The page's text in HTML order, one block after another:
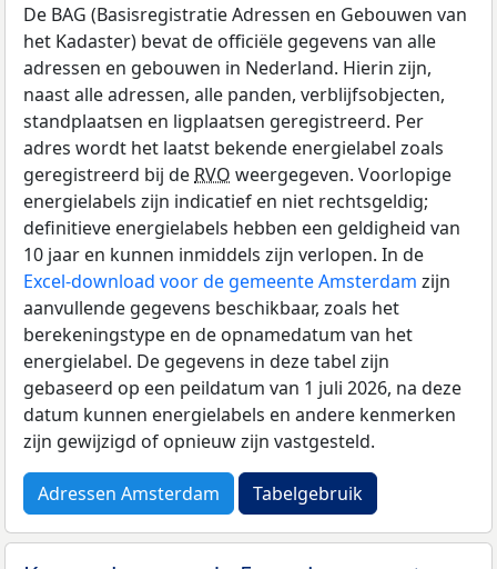
De BAG (Basisregistratie Adressen en Gebouwen van
het Kadaster) bevat de officiële gegevens van alle
adressen en gebouwen in Nederland. Hierin zijn,
naast alle adressen, alle panden, verblijfsobjecten,
standplaatsen en ligplaatsen geregistreerd. Per
adres wordt het laatst bekende energielabel zoals
geregistreerd bij de RVO weergegeven. Voorlopige
energielabels zijn indicatief en niet rechtsgeldig;
definitieve energielabels hebben een geldigheid van
10 jaar en kunnen inmiddels zijn verlopen. In de
Excel-download voor de gemeente Amsterdam zijn
aanvullende gegevens beschikbaar, zoals het
berekeningstype en de opnamedatum van het
energielabel. De gegevens in deze tabel zijn
gebaseerd op een peildatum van 1 juli 2026, na deze
datum kunnen energielabels en andere kenmerken
zijn gewijzigd of opnieuw zijn vastgesteld.
Adressen Amsterdam Tabelgebruik